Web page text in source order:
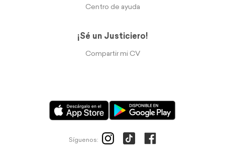
Centro de ayuda
¡Sé un Justiciero!
Compartir mi CV
Síguenos: